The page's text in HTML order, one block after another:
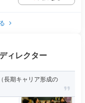
ィレクター
長期キャリア形成の